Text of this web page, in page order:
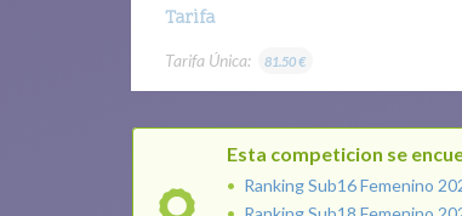
Tarifa
Tarifa Única: 81.50 €
Esta competicion se
Ranking Sub16 Femenino